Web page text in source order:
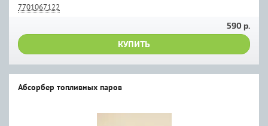
7701067122
590 р.
КУПИТЬ
Абсорбер топливных паров